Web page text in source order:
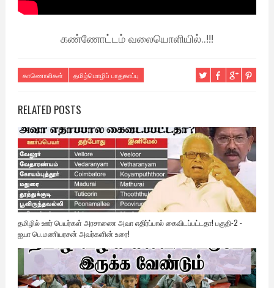
கண்ணோட்டம் வலையொளியில்..!!!
காணொலிகள் தமிழ்மொழிப் பாதுகாப்பு
RELATED POSTS
தமிழில் ஊர் பெயர்கள் அரசாணை அவா எதிர்ப்பால் கைவிடப்பட்டதா! பகுதி-2 -
ஐயா பெ.மணியரசன் அவர்களின் உரை!